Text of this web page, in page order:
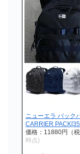
ニューエラ バック
CARRIER
価格：11880円（
時点)